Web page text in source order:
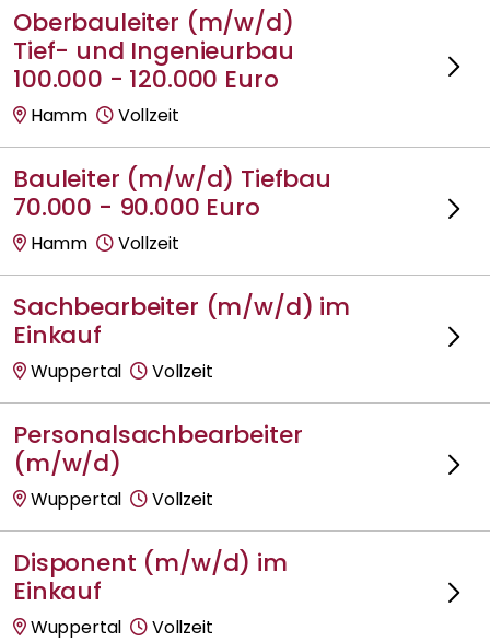
Oberbauleiter (m/w/d)
Tief- und Ingenieurbau
100.000 - 120.000 Euro
Hamm Vollzeit
Bauleiter (m/w/d) Tiefbau
70.000 - 90.000 Euro
Hamm Vollzeit
Sachbearbeiter (m/w/d) im
Einkauf
Wuppertal Vollzeit
Personalsachbearbeiter
(m/w/d)
Wuppertal Vollzeit
Disponent (m/w/d) im
Einkauf
Wuppertal Vollzeit